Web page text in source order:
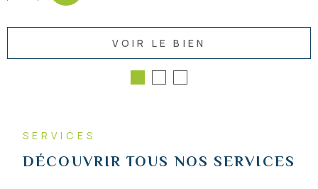
VOIR LE BIEN
SERVICES
DÉCOUVRIR TOUS NOS SERVICES